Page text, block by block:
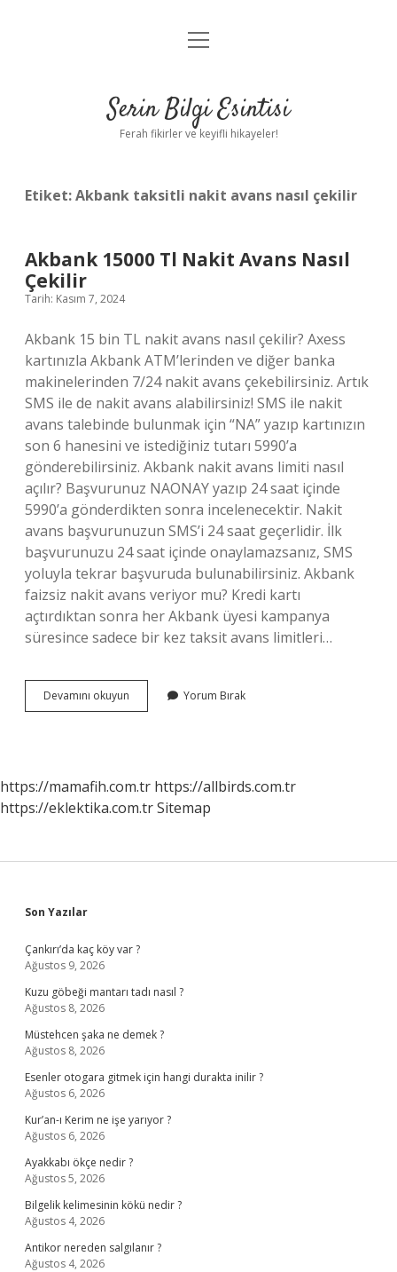
Anasayfa
Yasal Uyarı
menüyü
Serin Bilgi Esintisi
Ferah fikirler ve keyifli hikayeler!
Etiket:Akbank taksitli nakit avans nasıl çekilir
Akbank 15000 Tl Nakit Avans Nasıl
Çekilir
Tarih: Kasım 7, 2024
Akbank 15 bin TL nakit avans nasıl çekilir? Axess
kartınızla Akbank ATM’lerinden ve diğer banka
makinelerinden 7/24 nakit avans çekebilirsiniz. Artık
SMS ile de nakit avans alabilirsiniz! SMS ile nakit
avans talebinde bulunmak için “NA” yazıp kartınızın
son 6 hanesini ve istediğiniz tutarı 5990’a
gönderebilirsiniz. Akbank nakit avans limiti nasıl
açılır? Başvurunuz NAONAY yazıp 24 saat içinde
5990’a gönderdikten sonra incelenecektir. Nakit
avans başvurunuzun SMS’i 24 saat geçerlidir. İlk
başvurunuzu 24 saat içinde onaylamazsanız, SMS
yoluyla tekrar başvuruda bulunabilirsiniz. Akbank
faizsiz nakit avans veriyor mu? Kredi kartı
açtırdıktan sonra her Akbank üyesi kampanya
süresince sadece bir kez taksit avans limitleri…
Devamını okuyun
15000
Çekilir
Yorum Bırak
https://mamafih.com.tr https://allbirds.com.tr
https://eklektika.com.trSitemap
Sidebar
Son Yazılar
Çankırı’da kaç köy var ?
Ağustos 9, 2026
Kuzu göbeği mantarı tadı nasıl ?
Ağustos 8, 2026
Müstehcen şaka ne demek ?
Ağustos 8, 2026
Esenler otogara gitmek için hangi durakta inilir ?
Ağustos 6, 2026
Kur’an-ı Kerim ne işe yarıyor ?
Ağustos 6, 2026
Ayakkabı ökçe nedir ?
Ağustos 5, 2026
Bilgelik kelimesinin kökü nedir ?
Ağustos 4, 2026
Antikor nereden salgılanır ?
Ağustos 4, 2026